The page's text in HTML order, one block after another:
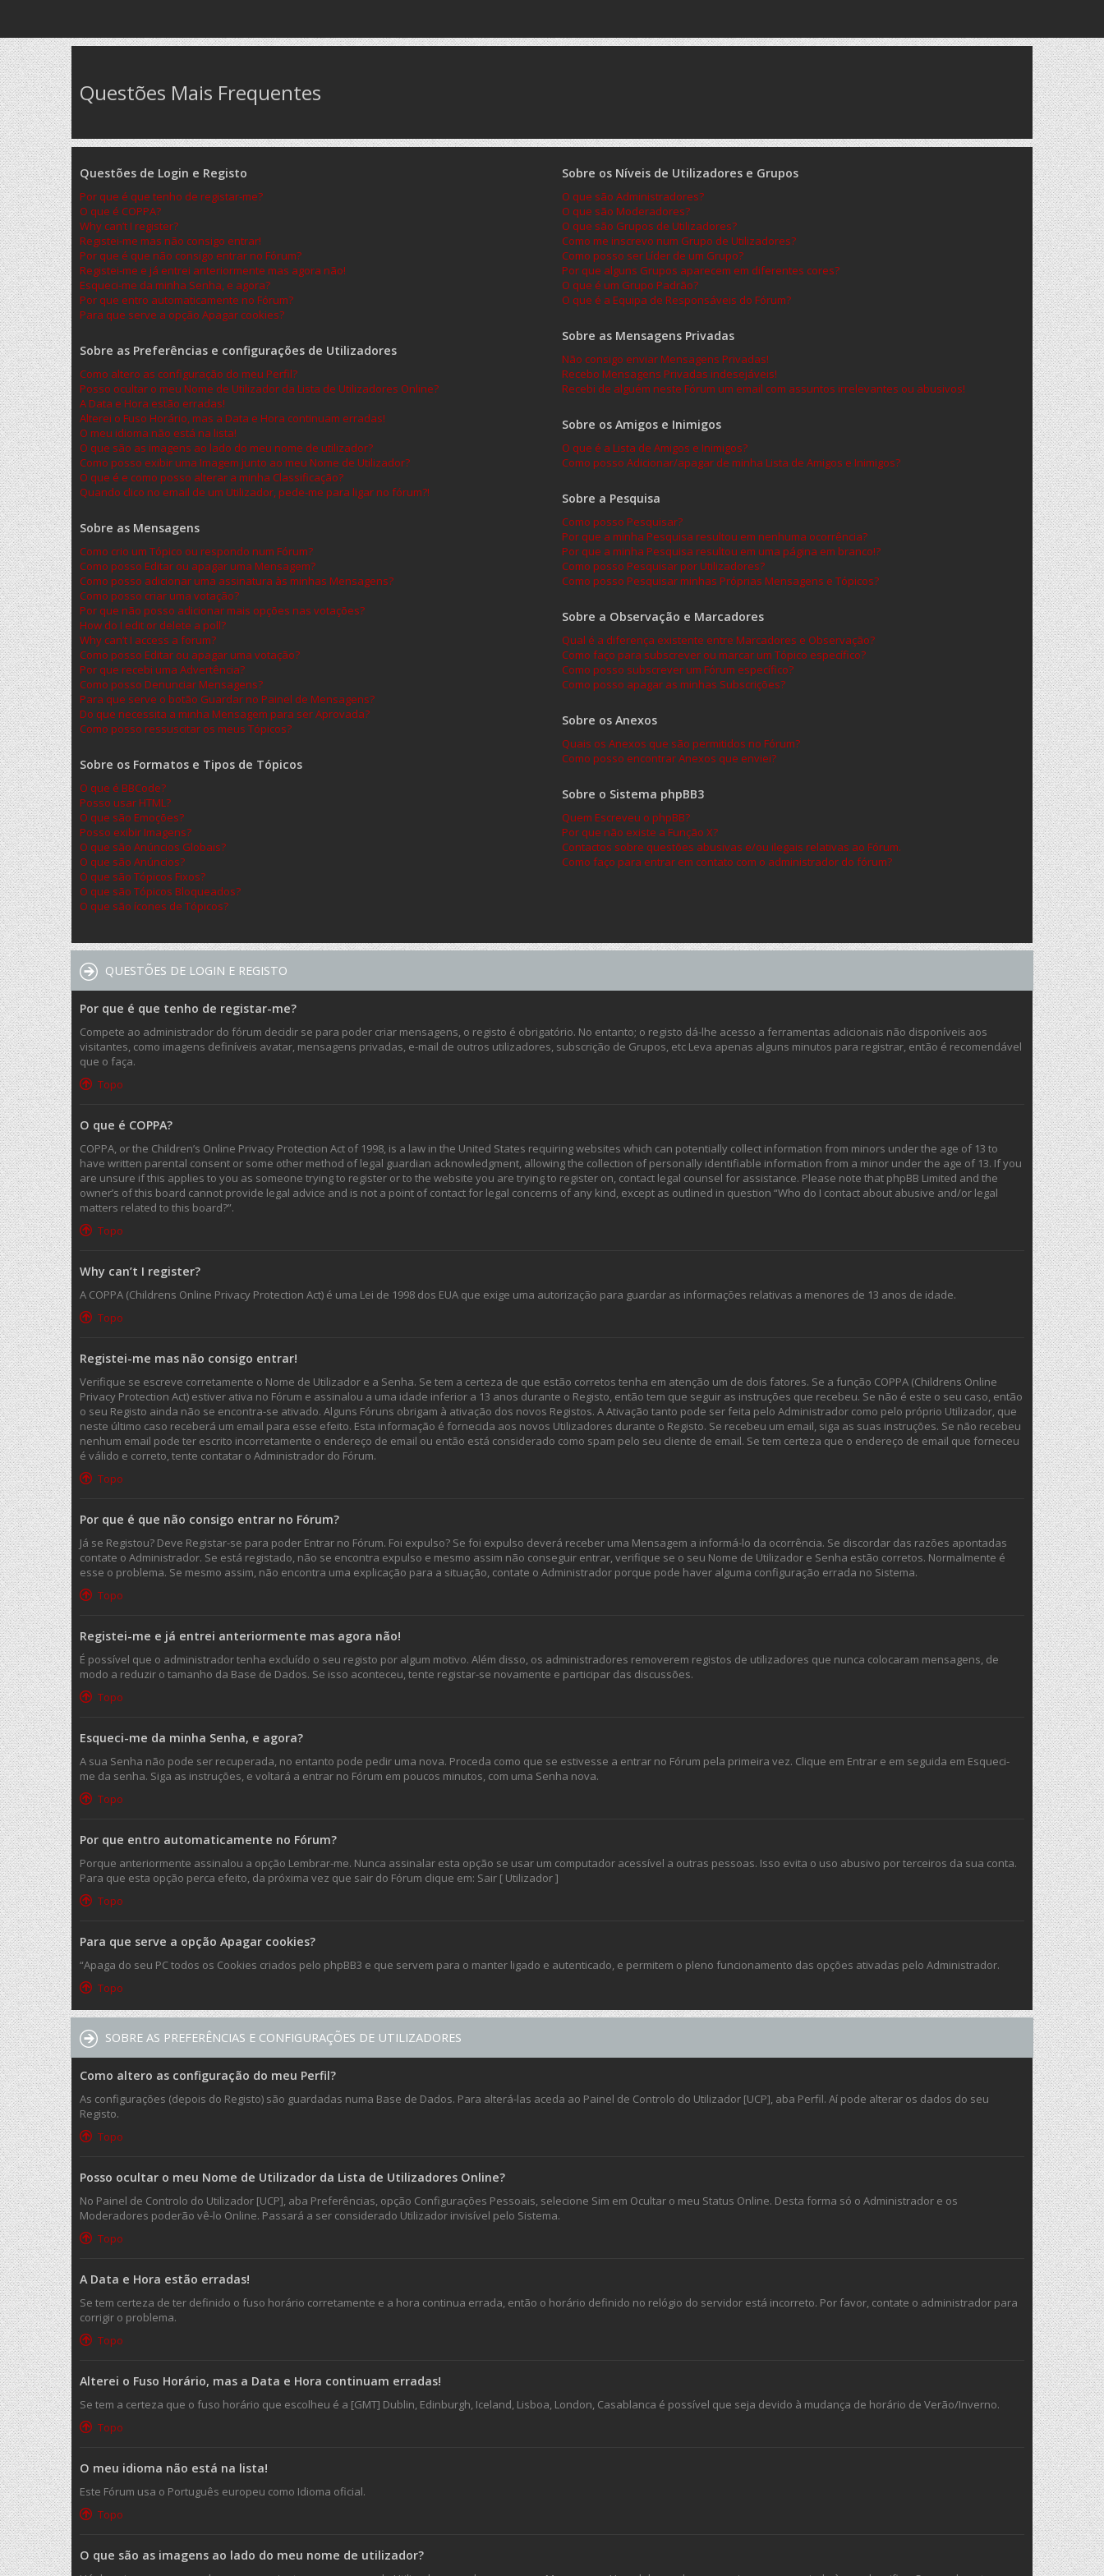
Questões Mais Frequentes
Questões de Login e Registo
Por que é que tenho de registar-me?
O que é COPPA?
Why can’t I register?
Registei-me mas não consigo entrar!
Por que é que não consigo entrar no Fórum?
Registei-me e já entrei anteriormente mas agora não!
Esqueci-me da minha Senha, e agora?
Por que entro automaticamente no Fórum?
Para que serve a opção Apagar cookies?
Sobre as Preferências e configurações de Utilizadores
Como altero as configuração do meu Perfil?
Posso ocultar o meu Nome de Utilizador da Lista de Utilizadores Online?
A Data e Hora estão erradas!
Alterei o Fuso Horário, mas a Data e Hora continuam erradas!
O meu idioma não está na lista!
O que são as imagens ao lado do meu nome de utilizador?
Como posso exibir uma Imagem junto ao meu Nome de Utilizador?
O que é e como posso alterar a minha Classificação?
Quando clico no email de um Utilizador, pede-me para ligar no fórum?!
Sobre as Mensagens
Como crio um Tópico ou respondo num Fórum?
Como posso Editar ou apagar uma Mensagem?
Como posso adicionar uma assinatura às minhas Mensagens?
Como posso criar uma votação?
Por que não posso adicionar mais opções nas votações?
How do I edit or delete a poll?
Why can’t I access a forum?
Como posso Editar ou apagar uma votação?
Por que recebi uma Advertência?
Como posso Denunciar Mensagens?
Para que serve o botão Guardar no Painel de Mensagens?
Do que necessita a minha Mensagem para ser Aprovada?
Como posso ressuscitar os meus Tópicos?
Sobre os Formatos e Tipos de Tópicos
O que é BBCode?
Posso usar HTML?
O que são Emoções?
Posso exibir Imagens?
O que são Anúncios Globais?
O que são Anúncios?
O que são Tópicos Fixos?
O que são Tópicos Bloqueados?
O que são ícones de Tópicos?
Sobre os Níveis de Utilizadores e Grupos
O que são Administradores?
O que são Moderadores?
O que são Grupos de Utilizadores?
Como me inscrevo num Grupo de Utilizadores?
Como posso ser Líder de um Grupo?
Por que alguns Grupos aparecem em diferentes cores?
O que é um Grupo Padrão?
O que é a Equipa de Responsáveis do Fórum?
Sobre as Mensagens Privadas
Não consigo enviar Mensagens Privadas!
Recebo Mensagens Privadas indesejáveis!
Recebi de alguém neste Fórum um email com assuntos irrelevantes ou abusivos!
Sobre os Amigos e Inimigos
O que é a Lista de Amigos e Inimigos?
Como posso Adicionar/apagar de minha Lista de Amigos e Inimigos?
Sobre a Pesquisa
Como posso Pesquisar?
Por que a minha Pesquisa resultou em nenhuma ocorrência?
Por que a minha Pesquisa resultou em uma página em branco!?
Como posso Pesquisar por Utilizadores?
Como posso Pesquisar minhas Próprias Mensagens e Tópicos?
Sobre a Observação e Marcadores
Qual é a diferença existente entre Marcadores e Observação?
Como faço para subscrever ou marcar um Tópico específico?
Como posso subscrever um Fórum específico?
Como posso apagar as minhas Subscrições?
Sobre os Anexos
Quais os Anexos que são permitidos no Fórum?
Como posso encontrar Anexos que enviei?
Sobre o Sistema phpBB3
Quem Escreveu o phpBB?
Por que não existe a Função X?
Contactos sobre questões abusivas e/ou ilegais relativas ao Fórum.
Como faço para entrar em contato com o administrador do fórum?
QUESTÕES DE LOGIN E REGISTO
Por que é que tenho de registar-me?
Compete ao administrador do fórum decidir se para poder criar mensagens, o registo é obrigatório. No entanto; o registo dá-lhe acesso a ferramentas adicionais não disponíveis aos
visitantes, como imagens definíveis avatar, mensagens privadas, e-mail de outros utilizadores, subscrição de Grupos, etc Leva apenas alguns minutos para registrar, então é recomendável
que o faça.
Topo
O que é COPPA?
COPPA, or the Children’s Online Privacy Protection Act of 1998, is a law in the United States requiring websites which can potentially collect information from minors under the age of 13 to
have written parental consent or some other method of legal guardian acknowledgment, allowing the collection of personally identifiable information from a minor under the age of 13. If you
are unsure if this applies to you as someone trying to register or to the website you are trying to register on, contact legal counsel for assistance. Please note that phpBB Limited and the
owner’s of this board cannot provide legal advice and is not a point of contact for legal concerns of any kind, except as outlined in question “Who do I contact about abusive and/or legal
matters related to this board?”.
Topo
Why can’t I register?
A COPPA (Childrens Online Privacy Protection Act) é uma Lei de 1998 dos EUA que exige uma autorização para guardar as informações relativas a menores de 13 anos de idade.
Topo
Registei-me mas não consigo entrar!
Verifique se escreve corretamente o Nome de Utilizador e a Senha. Se tem a certeza de que estão corretos tenha em atenção um de dois fatores. Se a função COPPA (Childrens Online
Privacy Protection Act) estiver ativa no Fórum e assinalou a uma idade inferior a 13 anos durante o Registo, então tem que seguir as instruções que recebeu. Se não é este o seu caso, então
o seu Registo ainda não se encontra-se ativado. Alguns Fóruns obrigam à ativação dos novos Registos. A Ativação tanto pode ser feita pelo Administrador como pelo próprio Utilizador, que
neste último caso receberá um email para esse efeito. Esta informação é fornecida aos novos Utilizadores durante o Registo. Se recebeu um email, siga as suas instruções. Se não recebeu
nenhum email pode ter escrito incorretamente o endereço de email ou então está considerado como spam pelo seu cliente de email. Se tem certeza que o endereço de email que forneceu
é válido e correto, tente contatar o Administrador do Fórum.
Topo
Por que é que não consigo entrar no Fórum?
Já se Registou? Deve Registar-se para poder Entrar no Fórum. Foi expulso? Se foi expulso deverá receber uma Mensagem a informá-lo da ocorrência. Se discordar das razões apontadas
contate o Administrador. Se está registado, não se encontra expulso e mesmo assim não conseguir entrar, verifique se o seu Nome de Utilizador e Senha estão corretos. Normalmente é
esse o problema. Se mesmo assim, não encontra uma explicação para a situação, contate o Administrador porque pode haver alguma configuração errada no Sistema.
Topo
Registei-me e já entrei anteriormente mas agora não!
É possível que o administrador tenha excluído o seu registo por algum motivo. Além disso, os administradores removerem registos de utilizadores que nunca colocaram mensagens, de
modo a reduzir o tamanho da Base de Dados. Se isso aconteceu, tente registar-se novamente e participar das discussões.
Topo
Esqueci-me da minha Senha, e agora?
A sua Senha não pode ser recuperada, no entanto pode pedir uma nova. Proceda como que se estivesse a entrar no Fórum pela primeira vez. Clique em Entrar e em seguida em Esqueci-
me da senha. Siga as instruções, e voltará a entrar no Fórum em poucos minutos, com uma Senha nova.
Topo
Por que entro automaticamente no Fórum?
Porque anteriormente assinalou a opção Lembrar-me. Nunca assinalar esta opção se usar um computador acessível a outras pessoas. Isso evita o uso abusivo por terceiros da sua conta.
Para que esta opção perca efeito, da próxima vez que sair do Fórum clique em: Sair [ Utilizador ]
Topo
Para que serve a opção Apagar cookies?
“Apaga do seu PC todos os Cookies criados pelo phpBB3 e que servem para o manter ligado e autenticado, e permitem o pleno funcionamento das opções ativadas pelo Administrador.
Topo
SOBRE AS PREFERÊNCIAS E CONFIGURAÇÕES DE UTILIZADORES
Como altero as configuração do meu Perfil?
As configurações (depois do Registo) são guardadas numa Base de Dados. Para alterá-las aceda ao Painel de Controlo do Utilizador [UCP], aba Perfil. Aí pode alterar os dados do seu
Registo.
Topo
Posso ocultar o meu Nome de Utilizador da Lista de Utilizadores Online?
No Painel de Controlo do Utilizador [UCP], aba Preferências, opção Configurações Pessoais, selecione Sim em Ocultar o meu Status Online. Desta forma só o Administrador e os
Moderadores poderão vê-lo Online. Passará a ser considerado Utilizador invisível pelo Sistema.
Topo
A Data e Hora estão erradas!
Se tem certeza de ter definido o fuso horário corretamente e a hora continua errada, então o horário definido no relógio do servidor está incorreto. Por favor, contate o administrador para
corrigir o problema.
Topo
Alterei o Fuso Horário, mas a Data e Hora continuam erradas!
Se tem a certeza que o fuso horário que escolheu é a [GMT] Dublin, Edinburgh, Iceland, Lisboa, London, Casablanca é possível que seja devido à mudança de horário de Verão/Inverno.
Topo
O meu idioma não está na lista!
Este Fórum usa o Português europeu como Idioma oficial.
Topo
O que são as imagens ao lado do meu nome de utilizador?